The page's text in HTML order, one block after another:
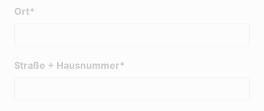
Ort*
Straße + Hausnummer*